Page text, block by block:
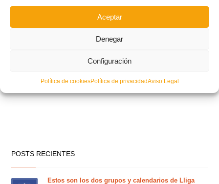
Aceptar
Denegar
Configuración
Política de cookiesPolítica de privacidadAviso Legal
POSTS RECIENTES
Estos son los dos grupos y calendarios de Lliga